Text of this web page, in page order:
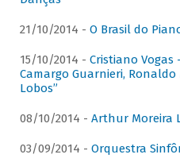
21/10/2014 - O Brasil do
15/10/2014 - Cristiano Vogas
Camargo Guarnieri,
Lobos”
08/10/2014 - Arthur Moreira
03/09/2014 - Orquestra